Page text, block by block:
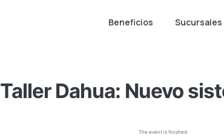
Beneficios Sucursales
Taller Dahua: Nuevo
The event is finished.